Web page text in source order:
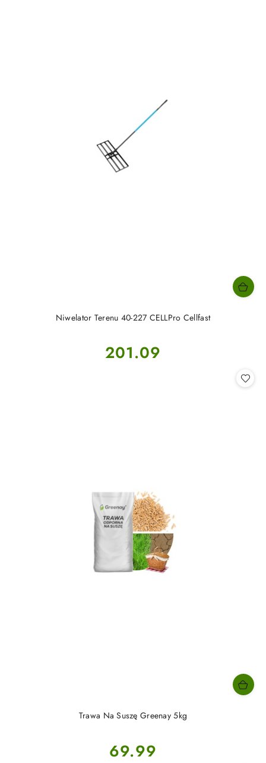
Niwelator Terenu 40-227 CELLPro Cellfast
Cena:
201.09
Trawa Na Suszę Greenay 5kg
Cena:
69.99